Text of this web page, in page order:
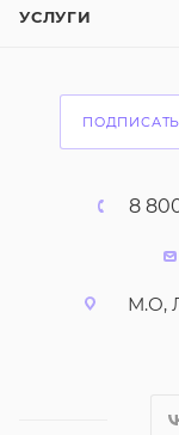
УСЛУГИ
8
М.О,